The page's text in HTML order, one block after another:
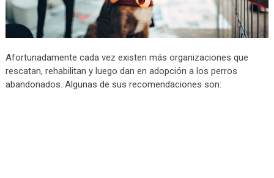
Afortunadamente cada vez existen más organizaciones que
rescatan, rehabilitan y luego dan en adopción a los perros
abandonados. Algunas de sus recomendaciones son: